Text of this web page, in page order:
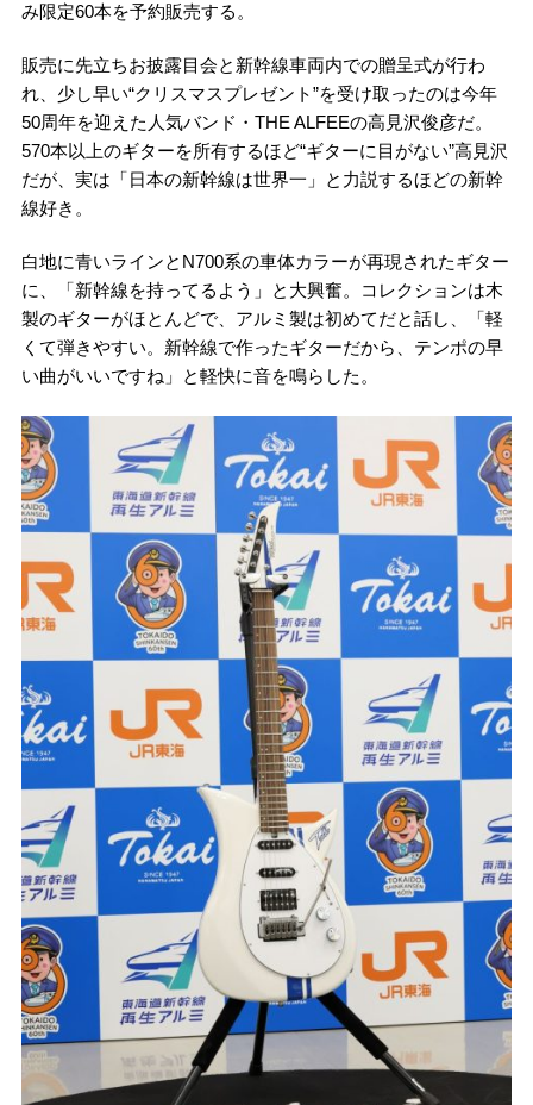
み限定60本を予約販売する。
販売に先立ちお披露目会と新幹線車両内での贈呈式が行わ
れ、少し早い“クリスマスプレゼント”を受け取ったのは今年
50周年を迎えた人気バンド・THE ALFEEの高見沢俊彦だ。
570本以上のギターを所有するほど“ギターに目がない”高見沢
だが、実は「日本の新幹線は世界一」と力説するほどの新幹
線好き。
白地に青いラインとN700系の車体カラーが再現されたギター
に、「新幹線を持ってるよう」と大興奮。コレクションは木
製のギターがほとんどで、アルミ製は初めてだと話し、「軽
くて弾きやすい。新幹線で作ったギターだから、テンポの早
い曲がいいですね」と軽快に音を鳴らした。